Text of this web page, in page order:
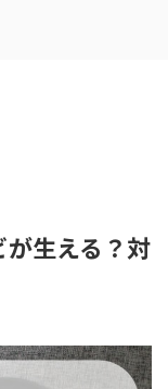
生える？対